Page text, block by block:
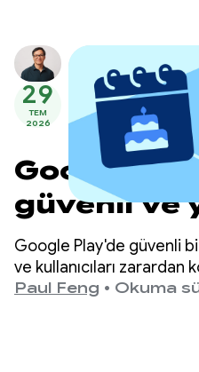
29
TEM
2026
Google
güvenli ve
Google Play'de güvenli
ve kullanıcıları zarardan
önceliğimizdir.
Paul Feng • Okuma